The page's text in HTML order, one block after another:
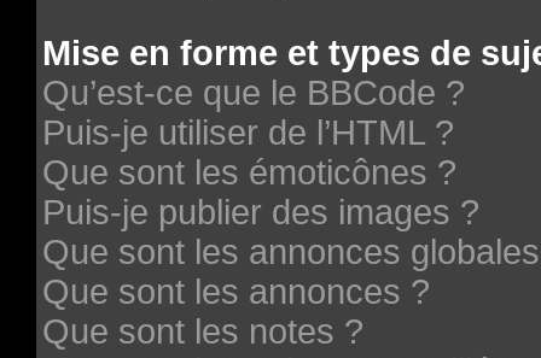
Mise en forme et types de
Qu’est-ce que le BBCode ?
Puis-je utiliser de l’HTML ?
Que sont les émoticônes ?
Puis-je publier des images ?
Que sont les annonces
Que sont les annonces ?
Que sont les notes ?